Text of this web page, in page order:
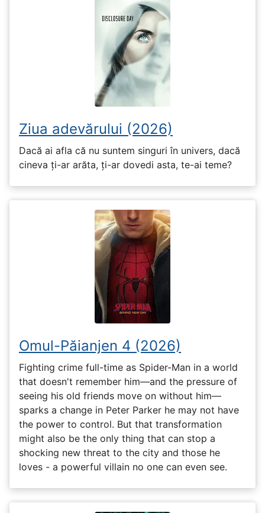
Ziua adevărului (2026)
Dacă ai afla că nu suntem singuri în univers, dacă
cineva ți-ar arăta, ți-ar dovedi asta, te-ai teme?
Omul-Păianjen 4 (2026)
Fighting crime full-time as Spider-Man in a world
that doesn't remember him—and the pressure of
seeing his old friends move on without him—
sparks a change in Peter Parker he may not have
the power to control. But that transformation
might also be the only thing that can stop a
shocking new threat to the city and those he
loves - a powerful villain no one can even see.